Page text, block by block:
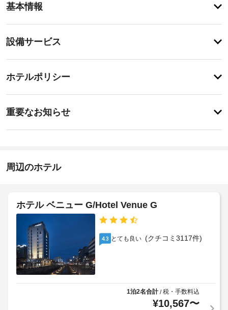
基本情報
録
が
ま
ん
設備サービス
録
あ
ま
ホテルポリシー
録
が
ま
ん
重要なお知らせ
に
あ
周辺のホテル
ホテル ベニュー G/Hotel Venue G
4.3 とても良い (クチコミ3117件)
1泊2名合計/税・手数料込
¥10,567〜